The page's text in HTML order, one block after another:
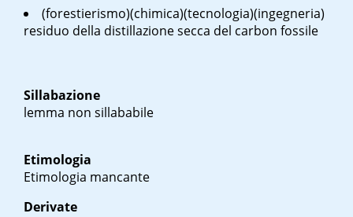
(forestierismo)(chimica)(tecnologia)(ingegneria)
residuo della distillazione secca del carbon fossile
Sillabazione
lemma non sillababile
Etimologia
Etimologia mancante
Derivate